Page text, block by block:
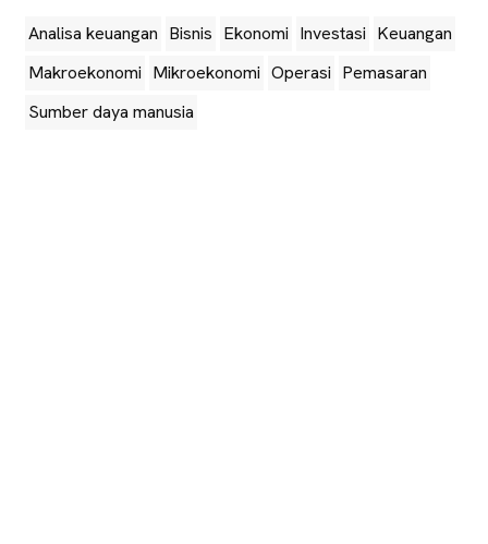
Analisa keuangan Bisnis Ekonomi Investasi Keuangan
Makroekonomi Mikroekonomi Operasi Pemasaran
Sumber daya manusia